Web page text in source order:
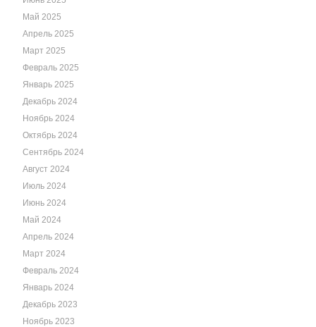
Май 2025
Апрель 2025
Март 2025
Февраль 2025
Январь 2025
Декабрь 2024
Ноябрь 2024
Октябрь 2024
Сентябрь 2024
Август 2024
Июль 2024
Июнь 2024
Май 2024
Апрель 2024
Март 2024
Февраль 2024
Январь 2024
Декабрь 2023
Ноябрь 2023